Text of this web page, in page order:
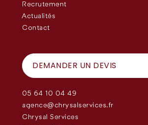
Recrutement
Actualités
Contact
DEMANDER UN DEVIS
05 64 10 04 49
agence@chrysalservices.fr
Chrysal Services